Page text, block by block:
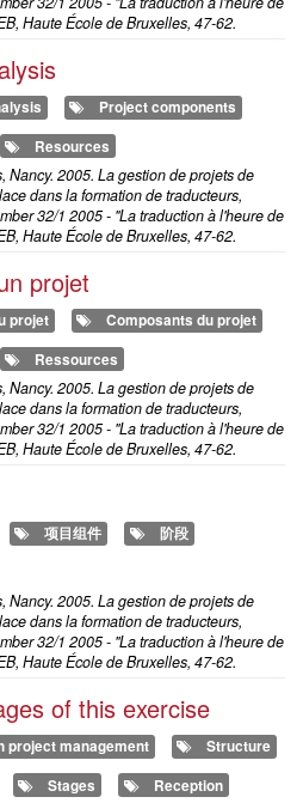
Haute École de Bruxelles, 47-62.
Project components
Resources
Nancy. 2005. La gestion de projets de
dans la formation de traducteurs,
32/1 2005 - "La traduction à l'heure de
Haute École de Bruxelles, 47-62.
projet
projet
Composants du projet
Ressources
Nancy. 2005. La gestion de projets de
dans la formation de traducteurs,
32/1 2005 - "La traduction à l'heure de
Haute École de Bruxelles, 47-62.
项目组件
阶段
Nancy. 2005. La gestion de projets de
dans la formation de traducteurs,
32/1 2005 - "La traduction à l'heure de
Haute École de Bruxelles, 47-62.
of this exercise
project management
Structure
Stages
Reception